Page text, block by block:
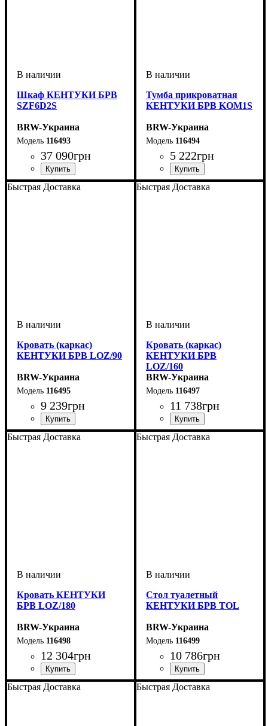
Шкаф КЕНТУКИ БРВ
SZF6D2S
BRW-Украина
116493
37 090грн
ширина, мм: 2275
высота, мм: 2250
глубина, мм: 610
Тумба прикроватная
КЕНТУКИ БРВ KOM1S
BRW-Украина
116494
5 222грн
ширина, мм: 545
высота, мм: 470
глубина, мм: 410
Быстрая Доставка
Кровать (каркас)
КЕНТУКИ БРВ LOZ/90
BRW-Украина
116495
9 239грн
ширина, мм: 990
высота, мм: 810
глубина, мм: 2080
Быстрая Доставка
Кровать (каркас)
КЕНТУКИ БРВ
LOZ/160
BRW-Украина
116497
11 738грн
ширина, мм: 1690
высота, мм: 1010
глубина, мм: 2090
Быстрая Доставка
Кровать КЕНТУКИ
БРВ LOZ/180
BRW-Украина
116498
12 304грн
ширина, мм: 1890
высота, мм: 1010
глубина, мм: 2090
Быстрая Доставка
Стол туалетный
КЕНТУКИ БРВ TOL
BRW-Украина
116499
10 786грн
ширина, мм: 1205
высота, мм: 710
глубина, мм: 415
Быстрая Доставка Быстрая Доставка